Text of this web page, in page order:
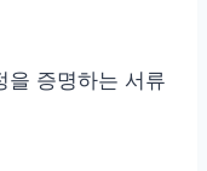
을 증명하는 서류